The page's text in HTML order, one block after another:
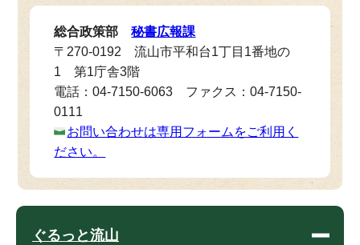
総合政策部秘書広報課
〒270-0192 流山市平和台1丁目1番地の
1 第1庁舎3階
電話：04-7150-6063 ファクス：04-7150-
0111
お問い合わせは専用フォームをご利用く
ださい。
ぐるっと流山